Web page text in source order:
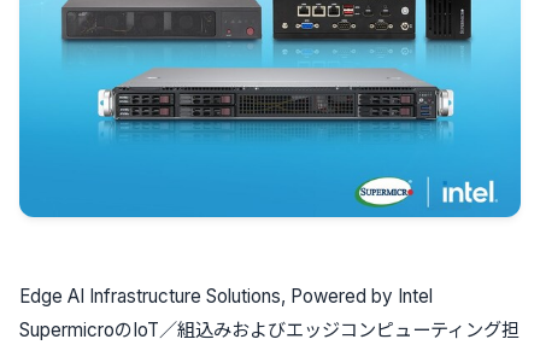
Edge AI Infrastructure Solutions, Powered by Intel
SupermicroのIoT／組込みおよびエッジコンピューティング担